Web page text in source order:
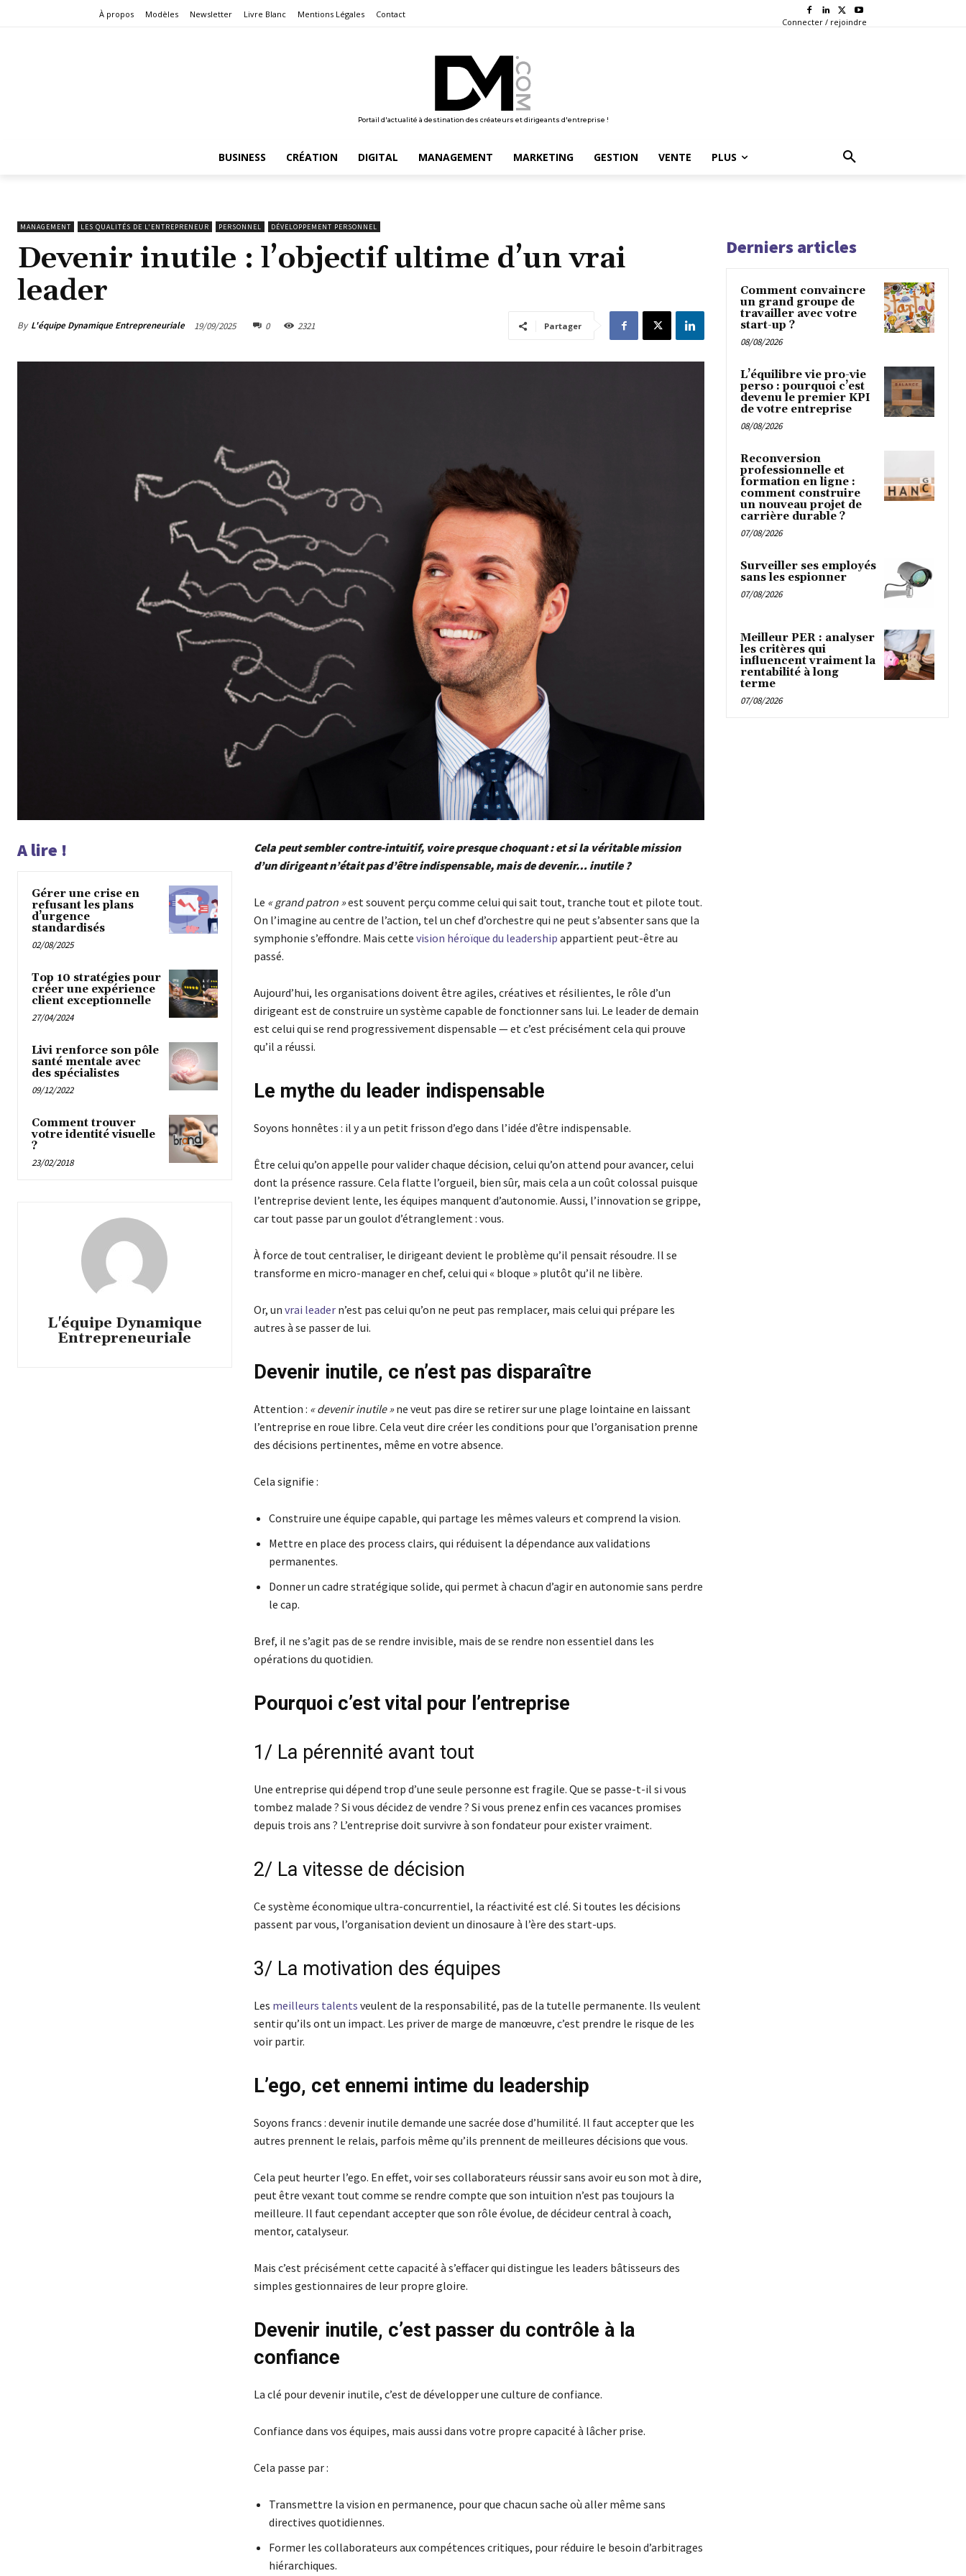
À propos Modèles Newsletter Livre Blanc Mentions Légales Contact
Connecter / rejoindre
Portail d'actualité à destination des créateurs et dirigeants d'entreprise !
BUSINESS CRÉATION DIGITAL MANAGEMENT MARKETING GESTION VENTE PLUS
MANAGEMENT LES QUALITÉS DE L'ENTREPRENEUR PERSONNEL DÉVELOPPEMENT PERSONNEL
Devenir inutile : l’objectif ultime d’un vrai
leader
By L'équipe Dynamique Entrepreneuriale 19/09/2025 0 2321 Partager
A lire !
Gérer une crise en
refusant les plans
d’urgence
standardisés
02/08/2025
Top 10 stratégies pour
créer une expérience
client exceptionnelle
27/04/2024
Livi renforce son pôle
santé mentale avec
des spécialistes
09/12/2022
Comment trouver
votre identité visuelle
?
23/02/2018
L'équipe Dynamique
Entrepreneuriale
Cela peut sembler contre-intuitif, voire presque choquant : et si la véritable mission
d’un dirigeant n’était pas d’être indispensable, mais de devenir… inutile ?
Le « grand patron »est souvent perçu comme celui qui sait tout, tranche tout et pilote tout.
On l’imagine au centre de l’action, tel un chef d’orchestre qui ne peut s’absenter sans que la
symphonie s’effondre. Mais cette vision héroïque du leadership appartient peut-être au
passé.
Aujourd’hui, les organisations doivent être agiles, créatives et résilientes, le rôle d’un
dirigeant est de construire un système capable de fonctionner sans lui. Le leader de demain
est celui qui se rend progressivement dispensable — et c’est précisément cela qui prouve
qu’il a réussi.
Le mythe du leader indispensable
Soyons honnêtes : il y a un petit frisson d’ego dans l’idée d’être indispensable.
Être celui qu’on appelle pour valider chaque décision, celui qu’on attend pour avancer, celui
dont la présence rassure. Cela flatte l’orgueil, bien sûr, mais cela a un coût colossal puisque
l’entreprise devient lente, les équipes manquent d’autonomie. Aussi, l’innovation se grippe,
car tout passe par un goulot d’étranglement : vous.
À force de tout centraliser, le dirigeant devient le problème qu’il pensait résoudre. Il se
transforme en micro-manager en chef, celui qui « bloque » plutôt qu’il ne libère.
Or, un vrai leadern’est pas celui qu’on ne peut pas remplacer, mais celui qui prépare les
autres à se passer de lui.
Devenir inutile, ce n’est pas disparaître
Attention : « devenir inutile »ne veut pas dire se retirer sur une plage lointaine en laissant
l’entreprise en roue libre. Cela veut dire créer les conditions pour que l’organisation prenne
des décisions pertinentes, même en votre absence.
Cela signifie :
Construire une équipe capable, qui partage les mêmes valeurs et comprend la vision.
Mettre en place des process clairs, qui réduisent la dépendance aux validations
permanentes.
Donner un cadre stratégique solide, qui permet à chacun d’agir en autonomie sans perdre
le cap.
Bref, il ne s’agit pas de se rendre invisible, mais de se rendre non essentiel dans les
opérations du quotidien.
Pourquoi c’est vital pour l’entreprise
1/ La pérennité avant tout
Une entreprise qui dépend trop d’une seule personne est fragile. Que se passe-t-il si vous
tombez malade ? Si vous décidez de vendre ? Si vous prenez enfin ces vacances promises
depuis trois ans ? L’entreprise doit survivre à son fondateur pour exister vraiment.
2/ La vitesse de décision
Ce système économique ultra-concurrentiel, la réactivité est clé. Si toutes les décisions
passent par vous, l’organisation devient un dinosaure à l’ère des start-ups.
3/ La motivation des équipes
Les meilleurs talents veulent de la responsabilité, pas de la tutelle permanente. Ils veulent
sentir qu’ils ont un impact. Les priver de marge de manœuvre, c’est prendre le risque de les
voir partir.
L’ego, cet ennemi intime du leadership
Soyons francs : devenir inutile demande une sacrée dose d’humilité. Il faut accepter que les
autres prennent le relais, parfois même qu’ils prennent de meilleures décisions que vous.
Cela peut heurter l’ego. En effet, voir ses collaborateurs réussir sans avoir eu son mot à dire,
peut être vexant tout comme se rendre compte que son intuition n’est pas toujours la
meilleure. Il faut cependant accepter que son rôle évolue, de décideur central à coach,
mentor, catalyseur.
Mais c’est précisément cette capacité à s’effacer qui distingue les leaders bâtisseurs des
simples gestionnaires de leur propre gloire.
Devenir inutile, c’est passer du contrôle à la
confiance
La clé pour devenir inutile, c’est de développer une culture de confiance.
Confiance dans vos équipes, mais aussi dans votre propre capacité à lâcher prise.
Cela passe par :
Transmettre la vision en permanence, pour que chacun sache où aller même sans
directives quotidiennes.
Former les collaborateurs aux compétences critiques, pour réduire le besoin d’arbitrages
hiérarchiques.
Derniers articles
Comment convaincre
un grand groupe de
travailler avec votre
start-up ?
08/08/2026
L’équilibre vie pro-vie
perso : pourquoi c’est
devenu le premier KPI
de votre entreprise
08/08/2026
Reconversion
professionnelle et
formation en ligne :
comment construire
un nouveau projet de
carrière durable ?
07/08/2026
Surveiller ses employés
sans les espionner
07/08/2026
Meilleur PER : analyser
les critères qui
influencent vraiment la
rentabilité à long
terme
07/08/2026